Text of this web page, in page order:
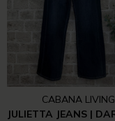
CABANA LIVING